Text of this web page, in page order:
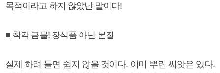
목적이라고 하지 않았냔 말이다!
■ 착각 금물! 장식품 아닌 본질
실제 하려 들면 쉽지 않을 것이다. 이미 뿌린 씨앗은 있다.